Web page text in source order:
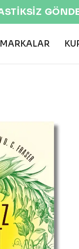
EKOLOJİK VE
MARKALAR